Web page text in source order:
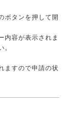
ボタンを押して開
内容が表示されま
。
ますので申請の状